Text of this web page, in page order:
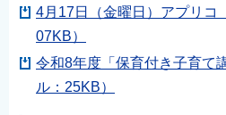
4月17日（金曜日）アプリコ
07KB）
令和8年度「保育付き子育て
ル：25KB）